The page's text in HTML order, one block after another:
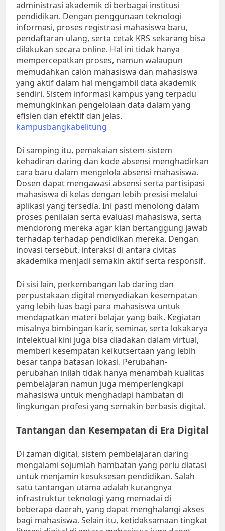
administrasi akademik di berbagai institusi
pendidikan. Dengan penggunaan teknologi
informasi, proses registrasi mahasiswa baru,
pendaftaran ulang, serta cetak KRS sekarang bisa
dilakukan secara online. Hal ini tidak hanya
mempercepatkan proses, namun walaupun
memudahkan calon mahasiswa dan mahasiswa
yang aktif dalam hal mengambil data akademik
sendiri. Sistem informasi kampus yang terpadu
memungkinkan pengelolaan data dalam yang
efisien dan efektif dan jelas.
kampusbangkabelitung
Di samping itu, pemakaian sistem-sistem
kehadiran daring dan kode absensi menghadirkan
cara baru dalam mengelola absensi mahasiswa.
Dosen dapat mengawasi absensi serta partisipasi
mahasiswa di kelas dengan lebih presisi melalui
aplikasi yang tersedia. Ini pasti menolong dalam
proses penilaian serta evaluasi mahasiswa, serta
mendorong mereka agar kian bertanggung jawab
terhadap terhadap pendidikan mereka. Dengan
inovasi tersebut, interaksi di antara civitas
akademika menjadi semakin aktif serta responsif.
Di sisi lain, perkembangan lab daring dan
perpustakaan digital menyediakan kesempatan
yang lebih luas bagi para mahasiswa untuk
mendapatkan materi belajar yang baik. Kegiatan
misalnya bimbingan karir, seminar, serta lokakarya
intelektual kini juga bisa diadakan dalam virtual,
memberi kesempatan keikutsertaan yang lebih
besar tanpa batasan lokasi. Perubahan-
perubahan inilah tidak hanya menambah kualitas
pembelajaran namun juga memperlengkapi
mahasiswa untuk menghadapi hambatan di
lingkungan profesi yang semakin berbasis digital.
Tantangan dan Kesempatan di Era Digital
Di zaman digital, sistem pembelajaran daring
mengalami sejumlah hambatan yang perlu diatasi
untuk menjamin kesuksesan pendidikan. Salah
satu tantangan utama adalah kurangnya
infrastruktur teknologi yang memadai di
beberapa daerah, yang dapat menghalangi akses
bagi mahasiswa. Selain itu, ketidaksamaan tingkat